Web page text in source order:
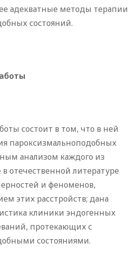
адекватные методы терапии
состояний.
состоит в том, что в ней
пароксизмальноподобных
анализом каждого из
отечественной литературе
и феноменов,
этих расстройств; дана
клиники эндогенных
протекающих с
состояниями.